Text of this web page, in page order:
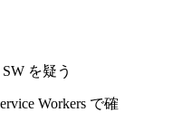
を疑う
Workers で確